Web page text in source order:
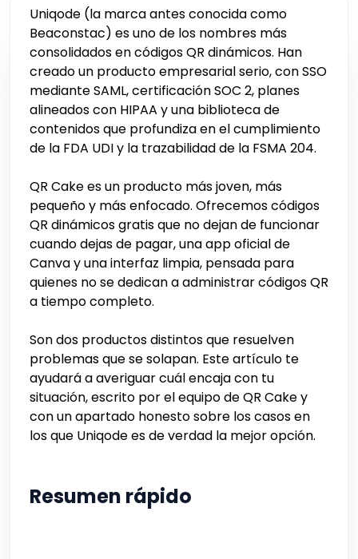
Uniqode (la marca antes conocida como
Beaconstac) es uno de los nombres más
consolidados en códigos QR dinámicos. Han
creado un producto empresarial serio, con SSO
mediante SAML, certificación SOC 2, planes
alineados con HIPAA y una biblioteca de
contenidos que profundiza en el cumplimiento
de la FDA UDI y la trazabilidad de la FSMA 204.
QR Cake es un producto más joven, más
pequeño y más enfocado. Ofrecemos códigos
QR dinámicos gratis que no dejan de funcionar
cuando dejas de pagar, una app oficial de
Canva y una interfaz limpia, pensada para
quienes no se dedican a administrar códigos QR
a tiempo completo.
Son dos productos distintos que resuelven
problemas que se solapan. Este artículo te
ayudará a averiguar cuál encaja con tu
situación, escrito por el equipo de QR Cake y
con un apartado honesto sobre los casos en
los que Uniqode es de verdad la mejor opción.
Resumen rápido